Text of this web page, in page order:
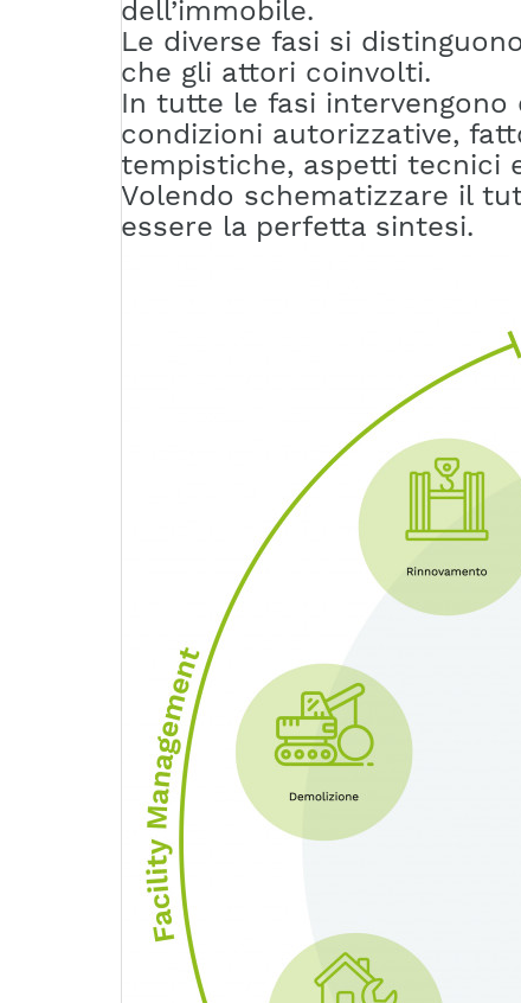
dell’immobile.
Le diverse fasi si
che gli attori coinvolti.
In tutte le fasi
condizioni autorizzative,
tempistiche, aspetti tecnici
Volendo schematizzare il
essere la perfetta sintesi.